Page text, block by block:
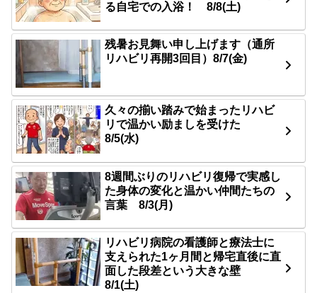
る自宅での入浴！ 8/8(土)
残暑お見舞い申し上げます（通所
リハビリ再開3回目）8/7(金)
久々の揃い踏みで始まったリハビ
リで温かい励ましを受けた
8/5(水)
8週間ぶりのリハビリ復帰で実感し
た身体の変化と温かい仲間たちの
言葉 8/3(月)
リハビリ病院の看護師と療法士に
支えられた1ヶ月間と帰宅直後に直
面した段差という大きな壁
8/1(土)